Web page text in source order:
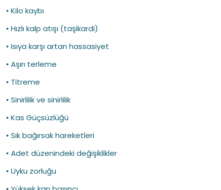
• Kilo kaybı
• Hızlı kalp atışı (taşikardi)
• Isıya karşı artan hassasiyet
• Aşırı terleme
• Titreme
• Sinirlilik ve sinirlilik
• Kas Güçsüzlüğü
• Sık bağırsak hareketleri
• Adet düzenindeki değişiklikler
• Uyku zorluğu